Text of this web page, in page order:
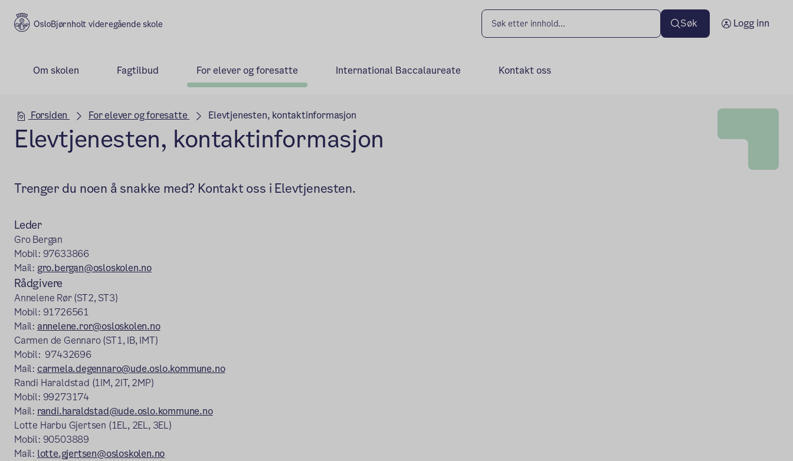
Bjørnholt videregående skole Søk Logg inn
Om skolen Fagtilbud For elever og foresatte International Baccalaureate Kontakt oss
Hovedseksjon
Forsiden For elever og foresatte Elevtjenesten, kontaktinformasjon
Elevtjenesten, kontaktinformasjon
Trenger du noen å snakke med? Kontakt oss i Elevtjenesten.
Leder
Gro Bergan
Mobil: 97633866
Mail: gro.bergan@osloskolen.no
Rådgivere
Annelene Rør (ST2, ST3)
Mobil: 91726561
Mail: annelene.ror@osloskolen.no
Carmen de Gennaro (ST1, IB, IMT)
Mobil: 97432696
Mail: carmela.degennaro@ude.oslo.kommune.no
Randi Haraldstad (1IM, 2IT, 2MP)
Mobil: 99273174
Mail: randi.haraldstad@ude.oslo.kommune.no
Lotte Harbu Gjertsen (1EL, 2EL, 3EL)
Mobil: 90503889
Mail: lotte.gjertsen@osloskolen.no